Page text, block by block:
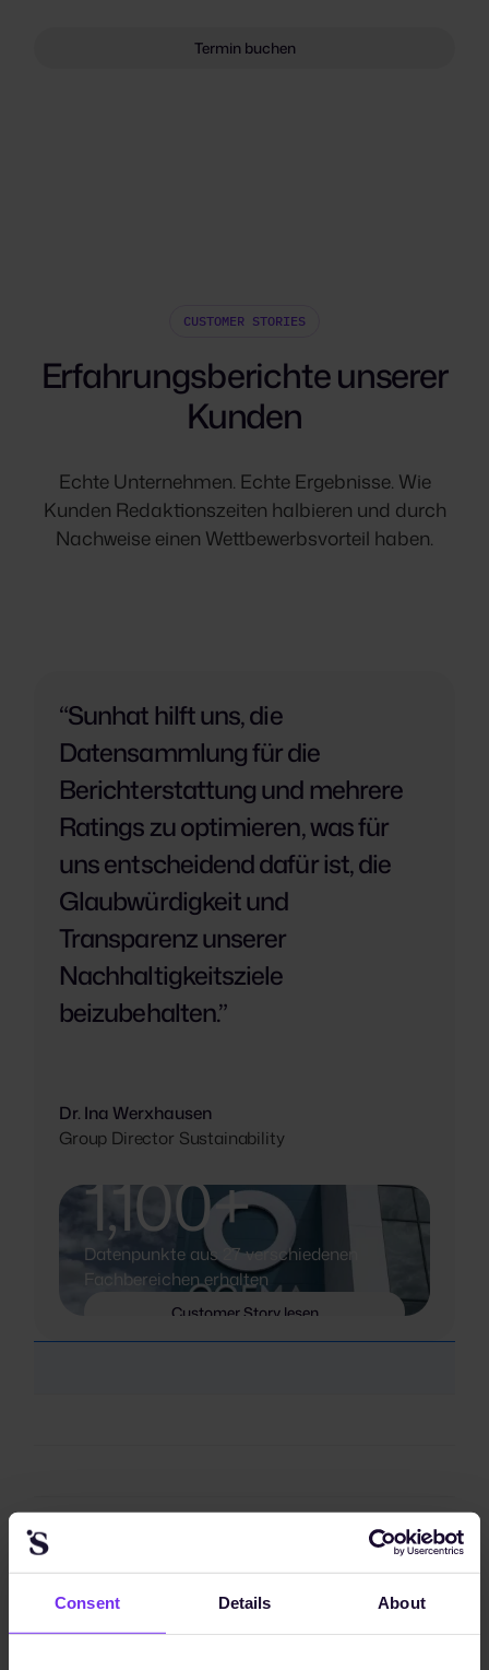
Consent Details About
Termin buchen
CUSTOMER STORIES
Erfahrungsberichte unserer
Kunden
Echte Unternehmen. Echte Ergebnisse. Wie
Kunden Redaktionszeiten halbieren und durch
Nachweise einen Wettbewerbsvorteil haben.
“Sunhat hilft uns, die
Datensammlung für die
Berichterstattung und mehrere
Ratings zu optimieren, was für
uns entscheidend dafür ist, die
Glaubwürdigkeit und
Transparenz unserer
Nachhaltigkeitsziele
beizubehalten.”
Dr. Ina Werxhausen
Group Director Sustainability
1,100+
Datenpunkte aus 27 verschiedenen
Fachbereichen erhalten
Customer Story lesen